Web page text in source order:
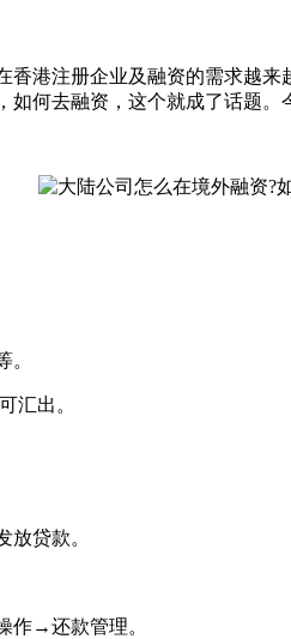
注册企业及融资的需求越来
如何去融资，这个就成了话题
汇出。
贷款。
→还款管理。